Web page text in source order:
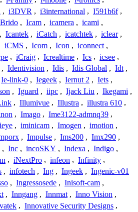
, i3DVR , i3international , I591b6f ,
, Icam , icamera , icami ,
, Icantek , iCatch , icatchtek , iclear ,
iCMS , Icom , Icon , iconnect ,
, iCraig , Icrealtime , Ics , icsee ,
, Identivision , Idis , Idis Global , Idt ,
Ie-link-0 , Iegeek , Iernut 2 , Iets ,
, Iguard , iipc , Ijack Liu , Ikegami ,
, Illumivue , Illustra , illustra 610 ,
, Imago , Ime3122-admnq39 ,
, iminicam , Imogen , imotion ,
, Impulse , Ims200 , Imx290 ,
, Inc , incoSKY , Indexa , Indigo ,
, iNextPro , infeon , Infinity ,
, infotech , Ing , Ingeek , Ingenic-v01
, Ingressosede , Inisoft-cam ,
, Inngang , Innmat , Inno Vision ,
, Innovative Security Designs ,